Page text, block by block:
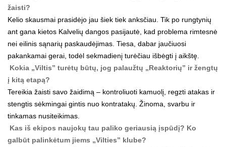
žaisti?
Kelio skausmai prasidėjo jau šiek tiek anksčiau. Tik po rungtynių
ant gana kietos Kalvelių dangos pasijautė, kad problema rimtesnė
nei eilinis sąnarių paskaudėjimas. Tiesa, dabar jaučiuosi
pakankamai gerai, todėl sekmadienį turėčiau išbėgti į aikštę.
Kokia „Viltis” turėtų būtų, jog palaužtų „Reaktorių” ir žengtų
į kitą etapą?
Tereikia žaisti savo žaidimą – kontroliuoti kamuolį, regzti atakas ir
stengtis sėkmingai gintis nuo kontratakų. Žinoma, svarbu ir
tinkamas nusiteikimas.
Kas iš ekipos naujokų tau paliko geriausią įspūdį? Ko
galbūt palinkėtum jiems „Vilties” klube?